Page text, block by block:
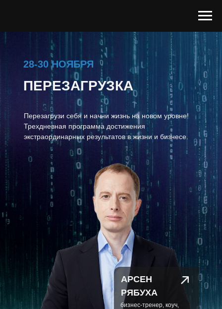
ПЕРЕЗАГРУЗКА
28-30 НОЯБРЯ
Перезагрузи себя и начни жизнь на новом уровне!
Трехдневная программа достижения
экстраординарных результатов в жизни и бизнесе.
бизнес-тренер, коуч,
АРСЕН
РЯБУХА